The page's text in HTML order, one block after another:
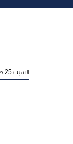
السبت 25 صفر 1448 هـ الموافق أغسطس 8, 2026